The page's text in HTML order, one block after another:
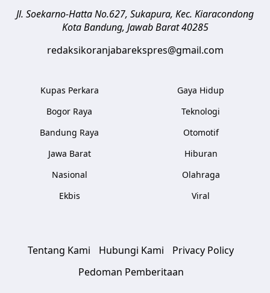
Jl. Soekarno-Hatta No.627, Sukapura, Kec. Kiaracondong
Kota Bandung, Jawab Barat 40285
redaksikoranjabarekspres@gmail.com
Kupas Perkara
Bogor Raya
Bandung Raya
Jawa Barat
Nasional
Ekbis
Gaya Hidup
Teknologi
Otomotif
Hiburan
Olahraga
Viral
Tentang Kami Hubungi Kami
Privacy Policy
Pedoman Pemberitaan